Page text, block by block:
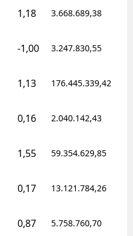
1,18 3.668.689,38
-1,00 3.247.830,55
1,13 176.445.339,42
0,16 2.040.142,43
1,55 59.354.629,85
0,17 13.121.784,26
0,87 5.758.760,70